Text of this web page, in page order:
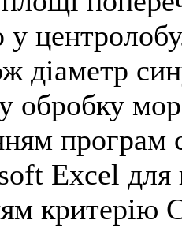
діаметр
обробку
програм
Ехcel для
критерію